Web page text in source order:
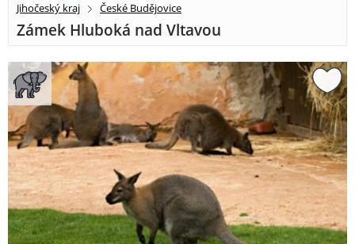
Jihočeský kraj České Budějovice
Zámek Hluboká nad Vltavou